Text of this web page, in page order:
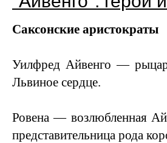
Саксонские аристократы
Уилфред Айвенго —
Львиное сердце.
Ровена — возлюбленная
представительница рода